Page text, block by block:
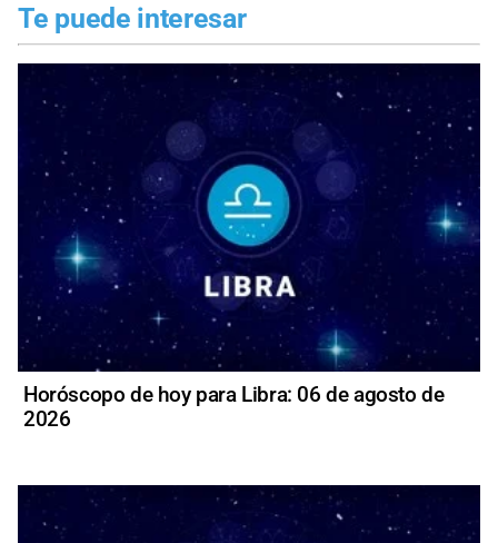
Te puede interesar
Horóscopo de hoy para Libra: 06 de agosto de
2026